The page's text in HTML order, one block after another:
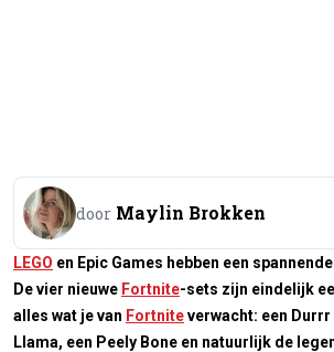
door Maylin Brokken
LEGO en Epic Games hebben een
De vier nieuwe Fortnite-sets zijn eindelijk
alles wat je van Fortniteverwacht: een Durrr
Llama, een Peely Bone en natuurlijk de